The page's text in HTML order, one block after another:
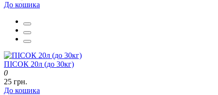
До кошика
ПІСОК 20л (до 30кг)
0
25 грн.
До кошика